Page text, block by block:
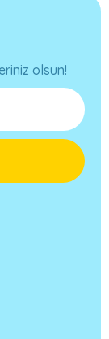
olsun!